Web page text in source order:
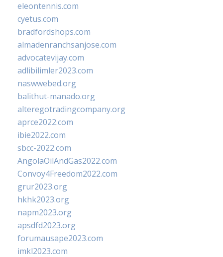
eleontennis.com
cyetus.com
bradfordshops.com
almadenranchsanjose.com
advocatevijay.com
adlibilimler2023.com
naswwebed.org
balithut-manado.org
alteregotradingcompany.org
aprce2022.com
ibie2022.com
sbcc-2022.com
AngolaOilAndGas2022.com
Convoy4Freedom2022.com
grur2023.org
hkhk2023.org
napm2023.org
apsdfd2023.org
forumausape2023.com
imkl2023.com